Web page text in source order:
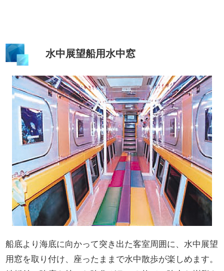
水中展望船用水中窓
船底より海底に向かって突き出た客室周囲に、水中展望
用窓を取り付け、座ったままで水中散歩が楽しめます。